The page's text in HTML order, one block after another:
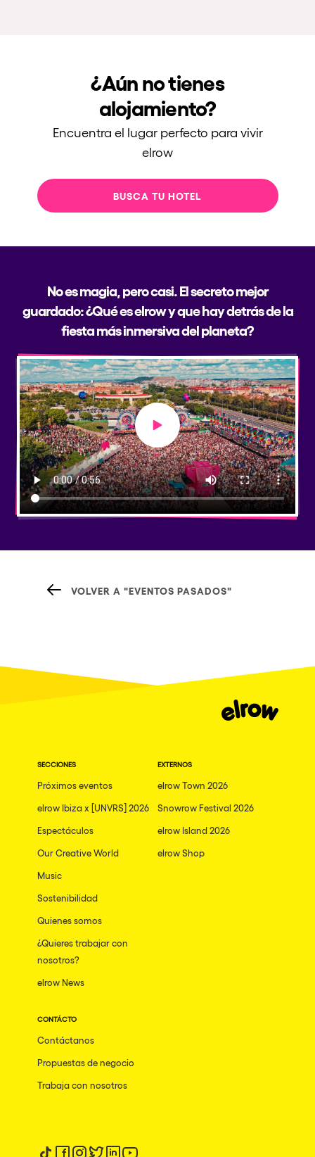
¿Aún no tienes
alojamiento?
Encuentra el lugar perfecto para vivir
elrow
BUSCA TU HOTEL
No es magia, pero casi. El secreto mejor
guardado: ¿Qué es elrow y que hay detrás de la
fiesta más inmersiva del planeta?
Play video
VOLVER A "EVENTOS PASADOS"
SECCIONES
Próximos eventos
elrow Ibiza x [UNVRS] 2026
Espectáculos
Our Creative World
Music
Sostenibilidad
Quienes somos
¿Quieres trabajar con
nosotros?
elrow News
EXTERNOS
elrow Town 2026
Snowrow Festival 2026
elrow Island 2026
elrow Shop
CONTÁCTO
Contáctanos
Propuestas de negocio
Trabaja con nosotros
Síguenos en tiktok
Síguenos en facebook
Síguenos en instagram
Síguenos en twitter
Síguenos en linkedin
Síguenos en youtube